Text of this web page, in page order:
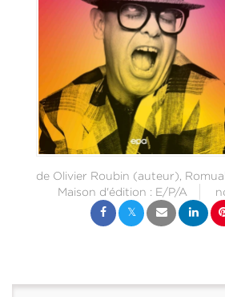
de Olivier Roubin (auteur),
Maison d'édition : E/P/A